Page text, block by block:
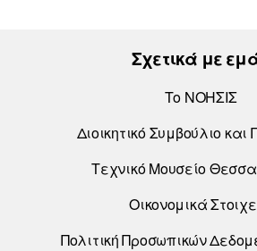
Σχετικά με
Το ΝΟΗΣΙΣ
Διοικητικό Συμβούλιο
Τεχνικό Μουσείο
Οικονομικά
Πολιτική Προσωπικών